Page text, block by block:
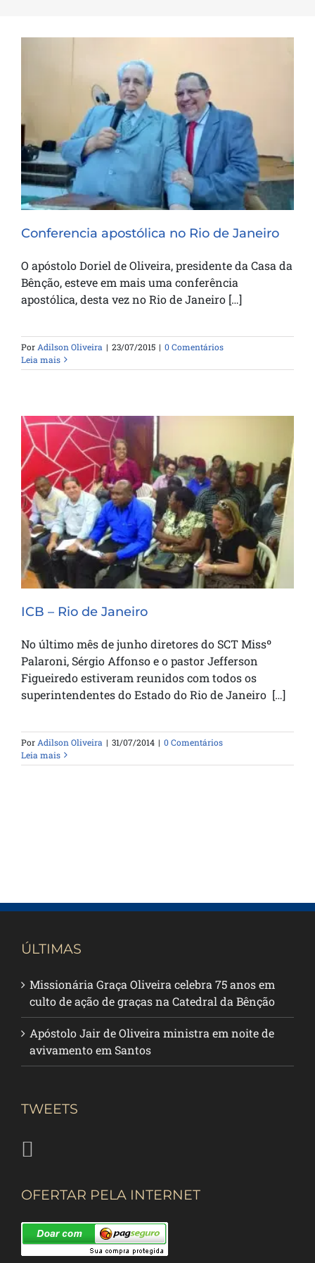
Conferencia apostólica no Rio de Janeiro
Conferencia apostólica no Rio de Janeiro
O apóstolo Doriel de Oliveira, presidente da Casa da
Bênção, esteve em mais uma conferência
apostólica, desta vez no Rio de Janeiro […]
PorAdilson Oliveira | 23/07/2015 | 0 Comentários
Leia mais
ICB – Rio de Janeiro
ICB – Rio de Janeiro
No último mês de junho diretores do SCT Missº
Palaroni, Sérgio Affonso e o pastor Jefferson
Figueiredo estiveram reunidos com todos os
superintendentes do Estado do Rio de Janeiro […]
PorAdilson Oliveira | 31/07/2014 | 0 Comentários
Leia mais
ÚLTIMAS
Missionária Graça Oliveira celebra 75 anos em
culto de ação de graças na Catedral da Bênção
Apóstolo Jair de Oliveira ministra em noite de
avivamento em Santos
TWEETS
OFERTAR PELA INTERNET